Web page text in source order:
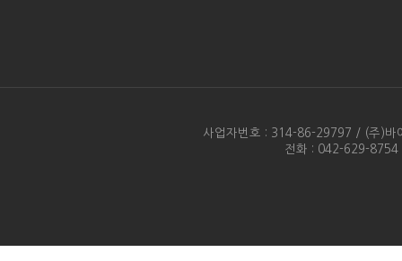
사업자번호 : 314-86-29797 / (주)바
전화 : 042-629-8754